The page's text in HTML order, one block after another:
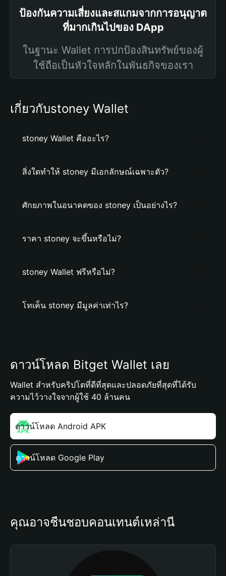
ป้องกันความเสี่ยงและสแกมจากการอนุญาต
ที่มากเกินไปของ DApp
ในฐานะ Wallet การปกป้องสินทรัพย์ของผู้
ใช้ถือเป็นหัวใจหลักในพันธกิจของเรา
เกี่ยวกับstoney Wallet
stoney Wallet คืออะไร?
สิ่งใดทำให้ stoney มีเอกลักษณ์เฉพาะตัว?
ศักยภาพในอนาคตของ stoney เป็นอย่างไร?
ราคา stoney จะขึ้นหรือไม่?
stoney Wallet ฟรีหรือไม่?
โทเค็น stoney มีมูลค่าเท่าไร?
ดาวน์โหลด Bitget Wallet เลย
Wallet สำหรับคริปโตที่ดีที่สุดและปลอดภัยที่สุดที่ได้รับ
ความไว้วางใจจากผู้ใช้ 40 ล้านคน
ดาวน์โหลด Android APK
ดาวน์โหลด Google Play
คุณอาจชื่นชอบคอนเทนต์เหล่านี้